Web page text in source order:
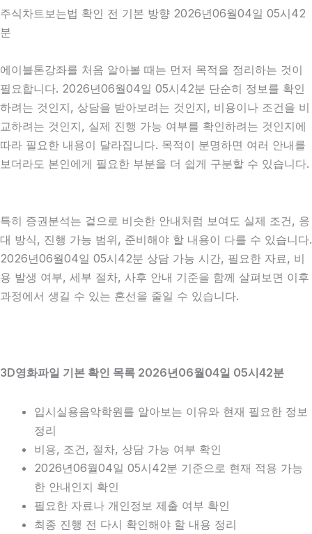
주식차트보는법 확인 전 기본 방향 2026년06월04일 05시42
분
에이블톤강좌를 처음 알아볼 때는 먼저 목적을 정리하는 것이
필요합니다. 2026년06월04일 05시42분 단순히 정보를 확인
하려는 것인지, 상담을 받아보려는 것인지, 비용이나 조건을 비
교하려는 것인지, 실제 진행 가능 여부를 확인하려는 것인지에
따라 필요한 내용이 달라집니다. 목적이 분명하면 여러 안내를
보더라도 본인에게 필요한 부분을 더 쉽게 구분할 수 있습니다.
특히 증권분석는 겉으로 비슷한 안내처럼 보여도 실제 조건, 응
대 방식, 진행 가능 범위, 준비해야 할 내용이 다를 수 있습니다.
2026년06월04일 05시42분 상담 가능 시간, 필요한 자료, 비
용 발생 여부, 세부 절차, 사후 안내 기준을 함께 살펴보면 이후
과정에서 생길 수 있는 혼선을 줄일 수 있습니다.
3D영화파일 기본 확인 목록 2026년06월04일 05시42분
입시실용음악학원를 알아보는 이유와 현재 필요한 정보
정리
비용, 조건, 절차, 상담 가능 여부 확인
2026년06월04일 05시42분 기준으로 현재 적용 가능
한 안내인지 확인
필요한 자료나 개인정보 제출 여부 확인
최종 진행 전 다시 확인해야 할 내용 정리